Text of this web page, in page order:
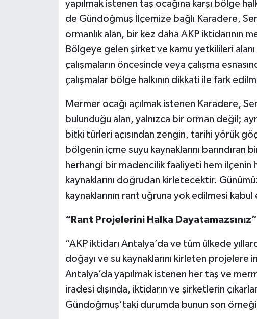
yapılmak istenen taş ocağına karşı bölge
de Gündoğmuş İlçemize bağlı Karadere,
ormanlık alan, bir kez daha AKP iktidarının
Bölgeye gelen şirket ve kamu yetkilileri
çalışmaların öncesinde veya çalışma
çalışmalar bölge halkının dikkati ile fark
Mermer ocağı açılmak istenen Karadere,
bulunduğu alan, yalnızca bir orman değil;
bitki türleri açısından zengin, tarihi yörük
bölgenin içme suyu kaynaklarını barındıran
herhangi bir madencilik faaliyeti hem ilçenin
kaynaklarını doğrudan kirletecektir.
kaynaklarının rant uğruna yok edilmesi
“Rant Projelerini Halka Dayatamazsınız”
“AKP iktidarı Antalya’da ve tüm ülkede
doğayı ve su kaynaklarını kirleten projelere
Antalya’da yapılmak istenen her taş ve
iradesi dışında, iktidarın ve şirketlerin
Gündoğmuş’taki durumda bunun son